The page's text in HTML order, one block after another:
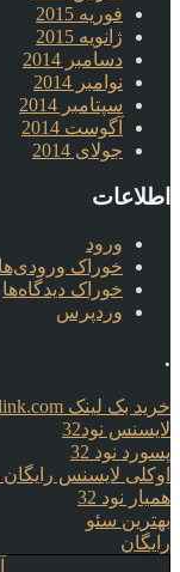
فوریه 2015
ژانویه 2015
دسامبر 2014
نوامبر 2014
سپتامبر 2014
آگوست 2014
جولای 2014
اطلاعات
ورود
خوراک ورودی‌ها
خوراک دیدگاه‌ها
وردپرس
.
خرید بک لینک behtarinbacklink.com
لایسنس نود32
پسورد نود 32
اوکلی لایسنس رایگان
همیار نود 32
بهترین سئو
رایگان